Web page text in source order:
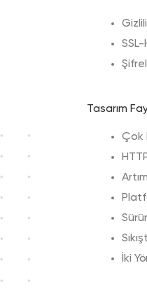
SSL-
Tasarım
Çok
İki